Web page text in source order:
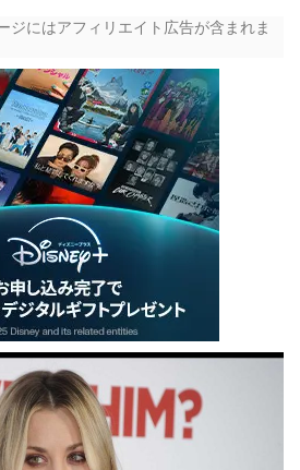
ジにはアフィリエイト広告が含まれま